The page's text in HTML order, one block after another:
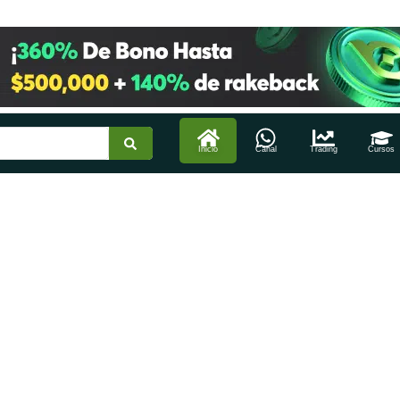
Inicio Canal Trading Cursos